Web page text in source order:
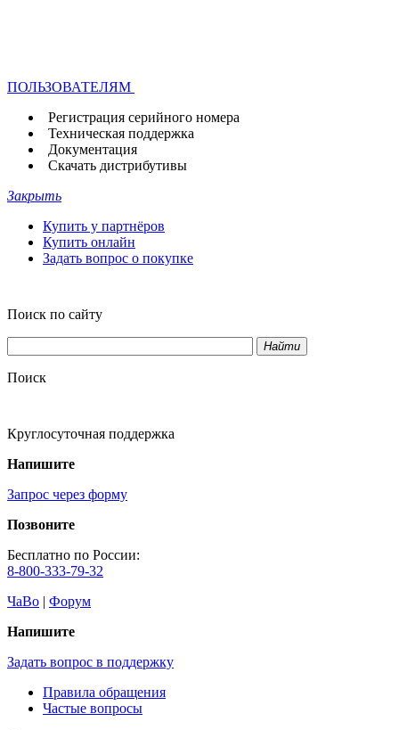
ПОЛЬЗОВАТЕЛЯМ
Регистрация серийного номера
Техническая поддержка
Документация
Скачать дистрибутивы
Закрыть
Купить у партнёров
Купить онлайн
Задать вопрос о покупке
Поиск по сайту
Найти
Поиск
Круглосуточная поддержка
Напишите
Запрос через форму
Позвоните
Бесплатно по России:
8-800-333-79-32
ЧаВо | Форум
Напишите
Задать вопрос в поддержку
Правила обращения
Частые вопросы